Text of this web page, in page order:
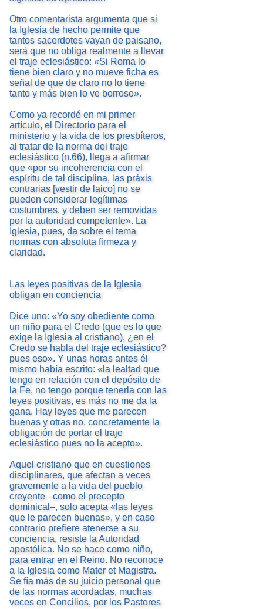
Otro comentarista argumenta que si
la Iglesia de hecho permite que
tantos sacerdotes vayan de paisano,
será que no obliga realmente a llevar
el traje eclesiástico: «Si Roma lo
tiene bien claro y no mueve ficha es
señal de que de claro no lo tiene
tanto y más bien lo ve borroso».
Como ya recordé en mi primer
artículo, el Directorio para el
ministerio y la vida de los presbíteros,
al tratar de la norma del traje
eclesiástico (n.66), llega a afirmar
que «por su incoherencia con el
espíritu de tal disciplina, las práxis
contrarias [vestir de laico] no se
pueden considerar legítimas
costumbres, y deben ser removidas
por la autoridad competente». La
Iglesia, pues, da sobre el tema
normas con absoluta firmeza y
claridad.
Las leyes positivas de la Iglesia
obligan en conciencia
Dice uno: «Yo soy obediente como
un niño para el Credo (que es lo que
exige la Iglesia al cristiano), ¿en el
Credo se habla del traje eclesiástico?
pues eso». Y unas horas antes él
mismo había escrito: «la lealtad que
tengo en relación con el depósito de
la Fe, no tengo porque tenerla con las
leyes positivas, es más no me da la
gana. Hay leyes que me parecen
buenas y otras no, concretamente la
obligación de portar el traje
eclesiástico pues no la acepto».
Aquel cristiano que en cuestiones
disciplinares, que afectan a veces
gravemente a la vida del pueblo
creyente –como el precepto
dominical–, solo acepta «las leyes
que le parecen buenas», y en caso
contrario prefiere atenerse a su
conciencia, resiste la Autoridad
apostólica. No se hace como niño,
para entrar en el Reino. No reconoce
a la Iglesia como Mater et Magistra.
Se fía más de su juicio personal que
de las normas acordadas, muchas
veces en Concilios, por los Pastores